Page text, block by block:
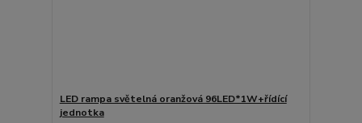
LED rampa světelná oranžová 96LED*1W+řídící
jednotka